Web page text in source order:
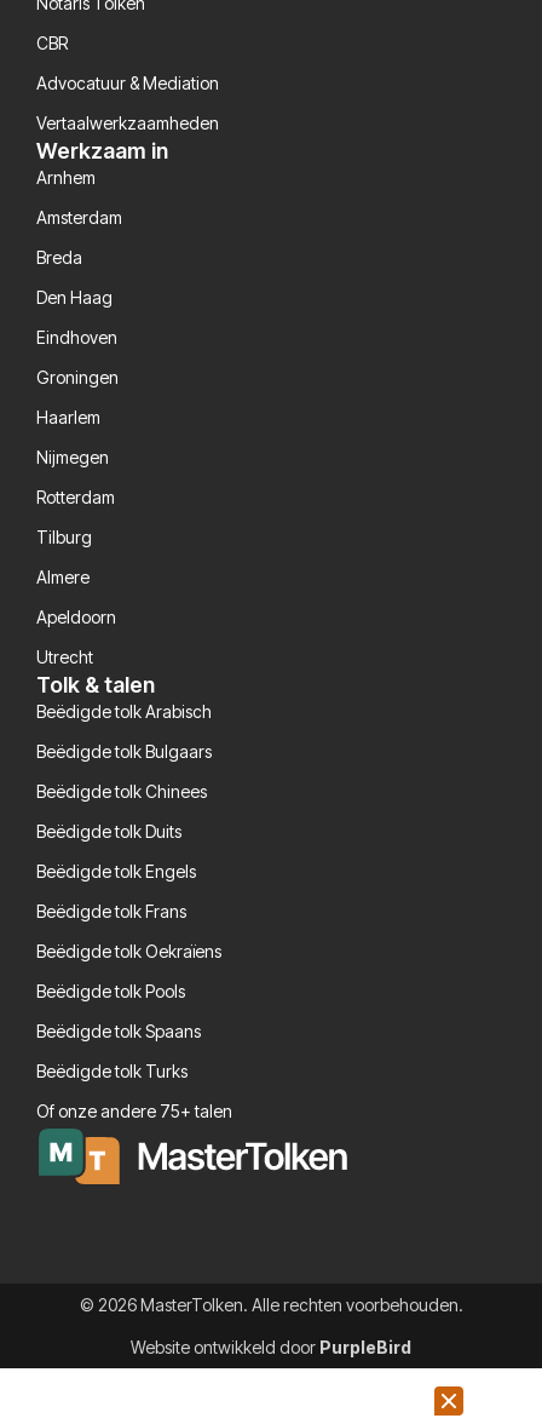
CBR
Advocatuur & Mediation
Vertaalwerkzaamheden
Werkzaam in
Arnhem
Amsterdam
Breda
Den Haag
Eindhoven
Groningen
Haarlem
Nijmegen
Rotterdam
Tilburg
Almere
Apeldoorn
Utrecht
Tolk & talen
Beëdigde tolk Arabisch
Beëdigde tolk Bulgaars
Beëdigde tolk Chinees
Beëdigde tolk Duits
Beëdigde tolk Engels
Beëdigde tolk Frans
Beëdigde tolk Oekraïens
Beëdigde tolk Pools
Beëdigde tolk Spaans
Beëdigde tolk Turks
Of onze andere 75+ talen
© 2026 MasterTolken. Alle rechten voorbehouden.
Website ontwikkeld door PurpleBird